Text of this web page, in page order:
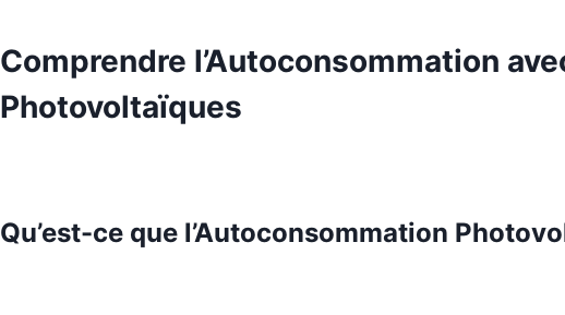
Comprendre l’Autoconsommation
Photovoltaïques
Qu’est-ce que l’Autoconsommation